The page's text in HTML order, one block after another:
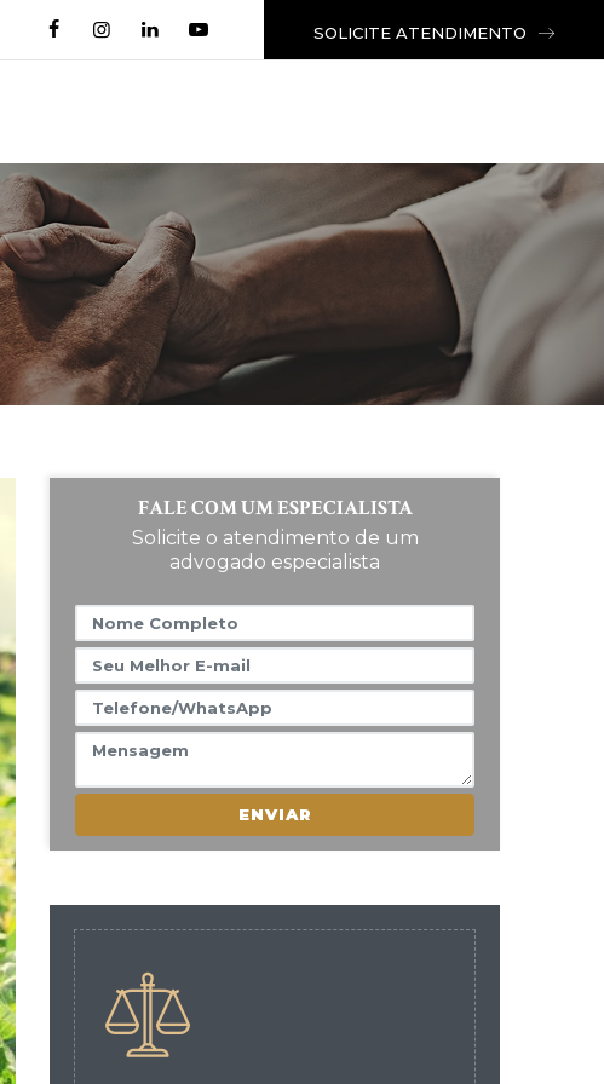
SOLICITE ATENDIMENTO
FALE COM UM ESPECIALISTA
Solicite o atendimento de um
advogado especialista
ENVIAR